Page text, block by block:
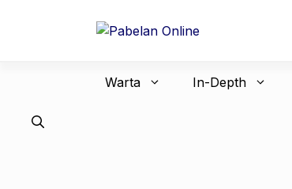
Warta In-Depth